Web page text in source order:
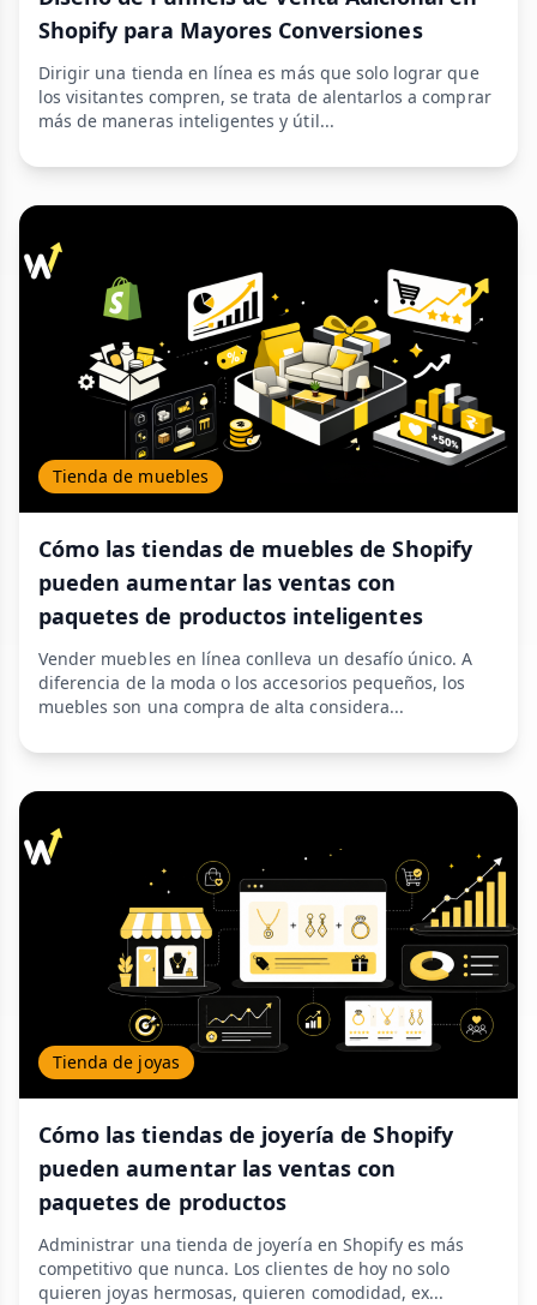
Shopify para Mayores Conversiones
Dirigir una tienda en línea es más que solo lograr que
los visitantes compren, se trata de alentarlos a comprar
más de maneras inteligentes y útil...
Tienda de muebles
Cómo las tiendas de muebles de Shopify
pueden aumentar las ventas con
paquetes de productos inteligentes
Vender muebles en línea conlleva un desafío único. A
diferencia de la moda o los accesorios pequeños, los
muebles son una compra de alta considera...
Tienda de joyas
Cómo las tiendas de joyería de Shopify
pueden aumentar las ventas con
paquetes de productos
Administrar una tienda de joyería en Shopify es más
competitivo que nunca. Los clientes de hoy no solo
quieren joyas hermosas, quieren comodidad, ex...